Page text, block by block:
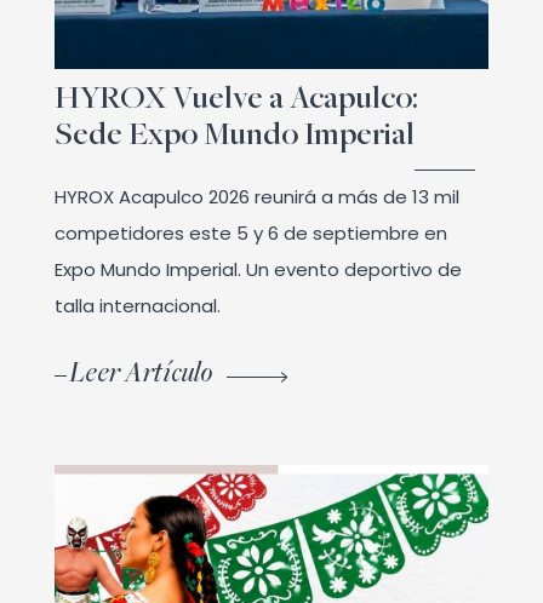
HYROX Vuelve a Acapulco:
Sede Expo Mundo Imperial
HYROX Acapulco 2026 reunirá a más de 13 mil
competidores este 5 y 6 de septiembre en
Expo Mundo Imperial. Un evento deportivo de
talla internacional.
Leer Artículo